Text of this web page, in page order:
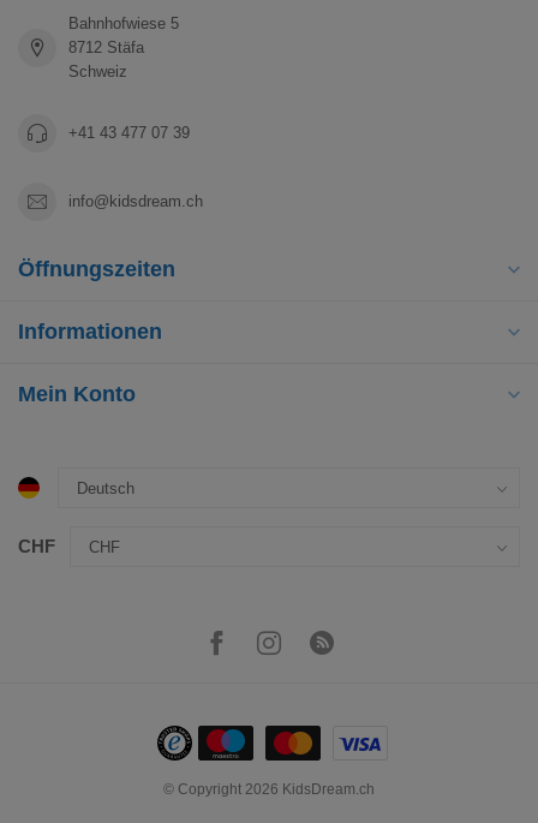
Bahnhofwiese 5
8712 Stäfa
Schweiz
+41 43 477 07 39
info@kidsdream.ch
Öffnungszeiten
Informationen
Mein Konto
CHF
© Copyright 2026 KidsDream.ch